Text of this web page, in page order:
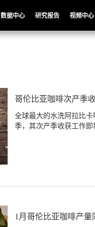
数据中心 研究报告 视频中心
哥伦比亚咖啡次产季
全球最大的水洗阿拉比
季，其次产季收获工作即
1月哥伦比亚咖啡产量